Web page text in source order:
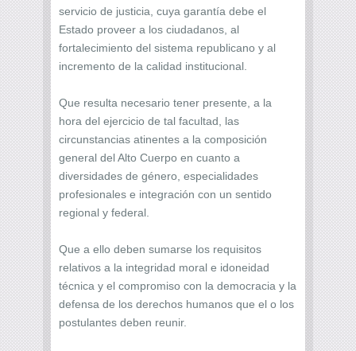
servicio de justicia, cuya garantía debe el
Estado proveer a los ciudadanos, al
fortalecimiento del sistema republicano y al
incremento de la calidad institucional.
Que resulta necesario tener presente, a la
hora del ejercicio de tal facultad, las
circunstancias atinentes a la composición
general del Alto Cuerpo en cuanto a
diversidades de género, especialidades
profesionales e integración con un sentido
regional y federal.
Que a ello deben sumarse los requisitos
relativos a la integridad moral e idoneidad
técnica y el compromiso con la democracia y la
defensa de los derechos humanos que el o los
postulantes deben reunir.